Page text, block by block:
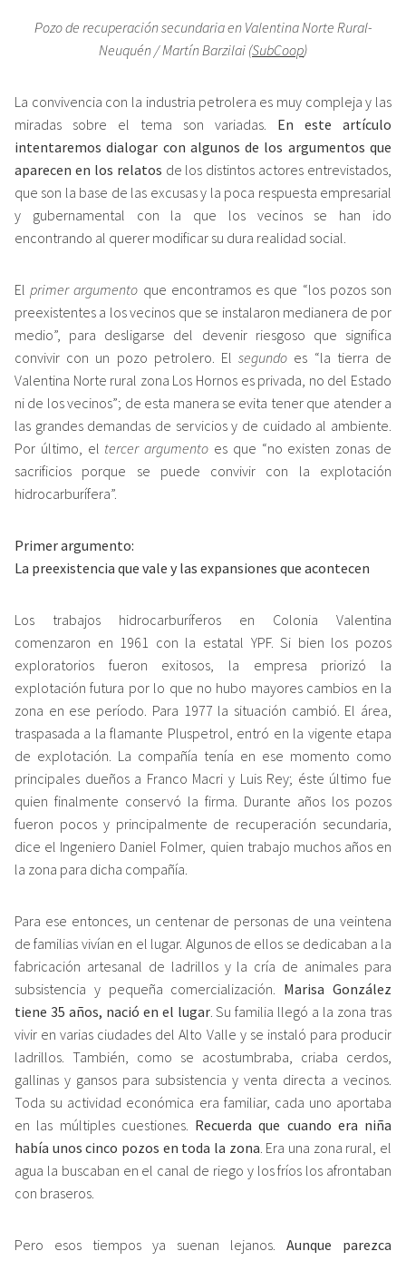
Pozo de recuperación secundaria en Valentina Norte Rural-
Neuquén / Martín Barzilai (SubCoop)
La convivencia con la industria petrolera es muy compleja y las
miradas sobre el tema son variadas. En este artículo
intentaremos dialogar con algunos de los argumentos que
aparecen en los relatos de los distintos actores entrevistados,
que son la base de las excusas y la poca respuesta empresarial
y gubernamental con la que los vecinos se han ido
encontrando al querer modificar su dura realidad social.
Elprimer argumento que encontramos es que “los pozos son
preexistentes a los vecinos que se instalaron medianera de por
medio”, para desligarse del devenir riesgoso que significa
convivir con un pozo petrolero. Elsegundo es “la tierra de
Valentina Norte rural zona Los Hornos es privada, no del Estado
ni de los vecinos”; de esta manera se evita tener que atender a
las grandes demandas de servicios y de cuidado al ambiente.
Por último, el tercer argumento es que “no existen zonas de
sacrificios porque se puede convivir con la explotación
hidrocarburífera”.
Primer argumento:
La preexistencia que vale y las expansiones que acontecen
Los trabajos hidrocarburíferos en Colonia Valentina
comenzaron en 1961 con la estatal YPF. Si bien los pozos
exploratorios fueron exitosos, la empresa priorizó la
explotación futura por lo que no hubo mayores cambios en la
zona en ese período. Para 1977 la situación cambió. El área,
traspasada a la flamante Pluspetrol, entró en la vigente etapa
de explotación. La compañía tenía en ese momento como
principales dueños a Franco Macri y Luis Rey; éste último fue
quien finalmente conservó la firma. Durante años los pozos
fueron pocos y principalmente de recuperación secundaria,
dice el Ingeniero Daniel Folmer, quien trabajo muchos años en
la zona para dicha compañía.
Para ese entonces, un centenar de personas de una veintena
de familias vivían en el lugar. Algunos de ellos se dedicaban a la
fabricación artesanal de ladrillos y la cría de animales para
subsistencia y pequeña comercialización. Marisa González
tiene 35 años, nació en el lugar. Su familia llegó a la zona tras
vivir en varias ciudades del Alto Valle y se instaló para producir
ladrillos. También, como se acostumbraba, criaba cerdos,
gallinas y gansos para subsistencia y venta directa a vecinos.
Toda su actividad económica era familiar, cada uno aportaba
en las múltiples cuestiones. Recuerda que cuando era niña
había unos cinco pozos en toda la zona. Era una zona rural, el
agua la buscaban en el canal de riego y los fríos los afrontaban
con braseros.
Pero esos tiempos ya suenan lejanos. Aunque parezca